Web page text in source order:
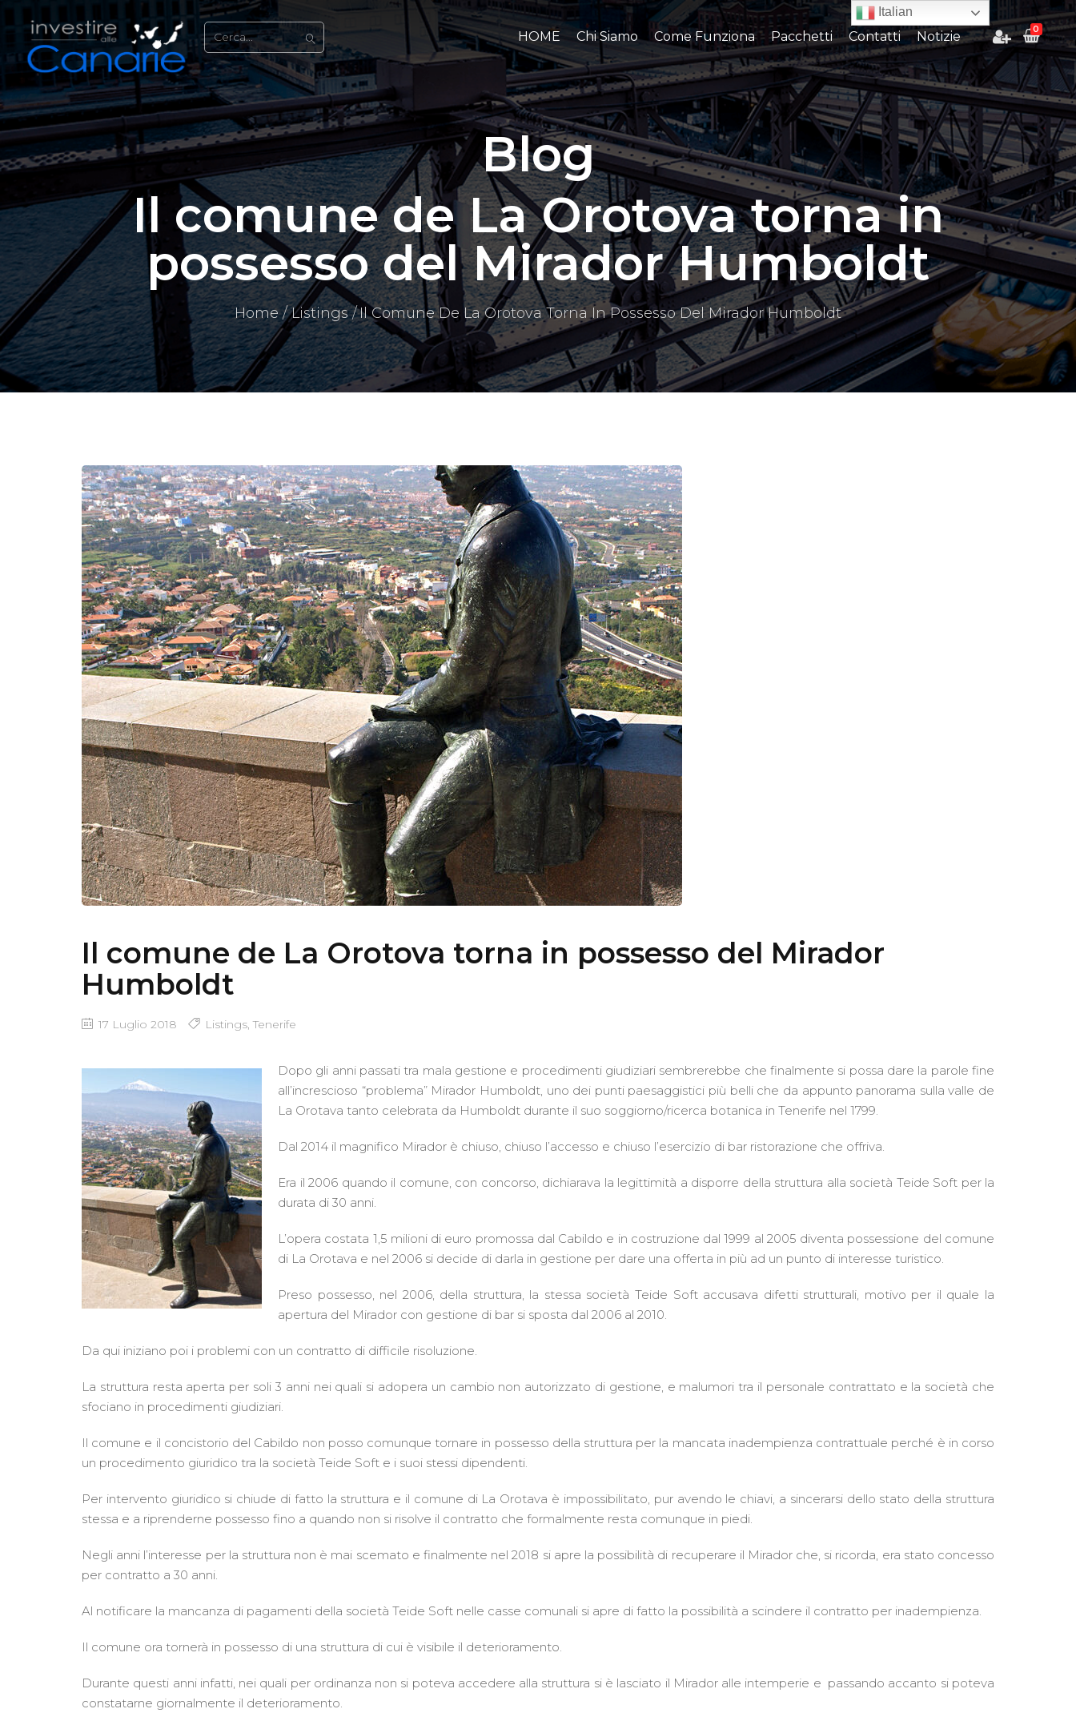
HOME Chi Siamo Come Funziona Pacchetti Contatti Notizie 0
Blog
Il comune de La Orotova torna in
possesso del Mirador Humboldt
Home Listings Il Comune De La Orotova Torna In Possesso Del Mirador Humboldt
Il comune de La Orotova torna in possesso del Mirador
Humboldt
17 Luglio 2018 Listings,Tenerife
Dopo gli anni passati tra mala gestione e procedimenti giudiziari sembrerebbe che finalmente si possa dare la parole fine
all’increscioso “problema” Mirador Humboldt, uno dei punti paesaggistici più belli che da appunto panorama sulla valle de
La Orotava tanto celebrata da Humboldt durante il suo soggiorno/ricerca botanica in Tenerife nel 1799.
Dal 2014 il magnifico Mirador è chiuso, chiuso l’accesso e chiuso l’esercizio di bar ristorazione che offriva.
Era il 2006 quando il comune, con concorso, dichiarava la legittimità a disporre della struttura alla società Teide Soft per la
durata di 30 anni.
L’opera costata 1,5 milioni di euro promossa dal Cabildo e in costruzione dal 1999 al 2005 diventa possessione del comune
di La Orotava e nel 2006 si decide di darla in gestione per dare una offerta in più ad un punto di interesse turistico.
Preso possesso, nel 2006, della struttura, la stessa società Teide Soft accusava difetti strutturali, motivo per il quale la
apertura del Mirador con gestione di bar si sposta dal 2006 al 2010.
Da qui iniziano poi i problemi con un contratto di difficile risoluzione.
La struttura resta aperta per soli 3 anni nei quali si adopera un cambio non autorizzato di gestione, e malumori tra il personale contrattato e la società che
sfociano in procedimenti giudiziari.
Il comune e il concistorio del Cabildo non posso comunque tornare in possesso della struttura per la mancata inadempienza contrattuale perché è in corso
un procedimento giuridico tra la società Teide Soft e i suoi stessi dipendenti.
Per intervento giuridico si chiude di fatto la struttura e il comune di La Orotava è impossibilitato, pur avendo le chiavi, a sincerarsi dello stato della struttura
stessa e a riprenderne possesso fino a quando non si risolve il contratto che formalmente resta comunque in piedi.
Negli anni l’interesse per la struttura non è mai scemato e finalmente nel 2018 si apre la possibilità di recuperare il Mirador che, si ricorda, era stato concesso
per contratto a 30 anni.
Al notificare la mancanza di pagamenti della società Teide Soft nelle casse comunali si apre di fatto la possibilità a scindere il contratto per inadempienza.
Il comune ora tornerà in possesso di una struttura di cui è visibile il deterioramento.
Durante questi anni infatti, nei quali per ordinanza non si poteva accedere alla struttura si è lasciato il Mirador alle intemperie e passando accanto si poteva
constatarne giornalmente il deterioramento.
Italian